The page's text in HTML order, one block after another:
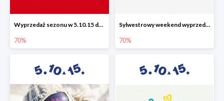
Wyprzedaż sezonu w 5.10.15 do -70%
70%
Sylwestrowy weekend wyprzedaży do -70%
70%